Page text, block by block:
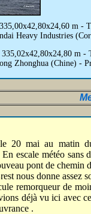
m -
Heavy Industries
m -
Zhonghua (Chine) -
20 mai au matin
escale météo sans
pont de chemin
nous donne assez
remorqueur de
déjà vu ici avec
.